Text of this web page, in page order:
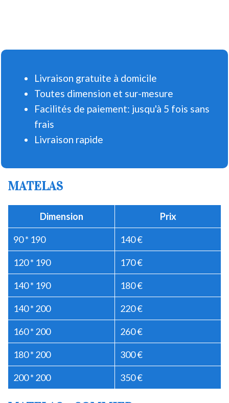
Livraison gratuite à domicile
Toutes dimension et sur-mesure
Facilités de paiement: jusqu'à 5 fois sans
frais
Livraison rapide
MATELAS
Dimension Prix
90 * 190 140 €
120 * 190 170 €
140 * 190 180 €
140 * 200 220 €
160 * 200 260 €
180 * 200 300 €
200 * 200 350 €